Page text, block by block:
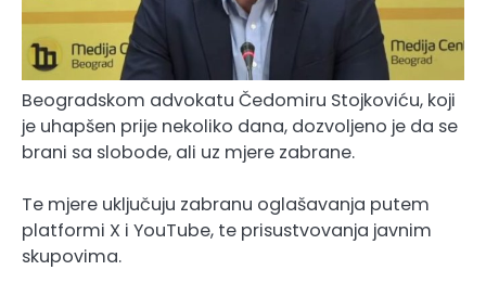
Beogradskom advokatu Čedomiru Stojkoviću, koji
je uhapšen prije nekoliko dana, dozvoljeno je da se
brani sa slobode, ali uz mjere zabrane.
Te mjere uključuju zabranu oglašavanja putem
platformi X i YouTube, te prisustvovanja javnim
skupovima.